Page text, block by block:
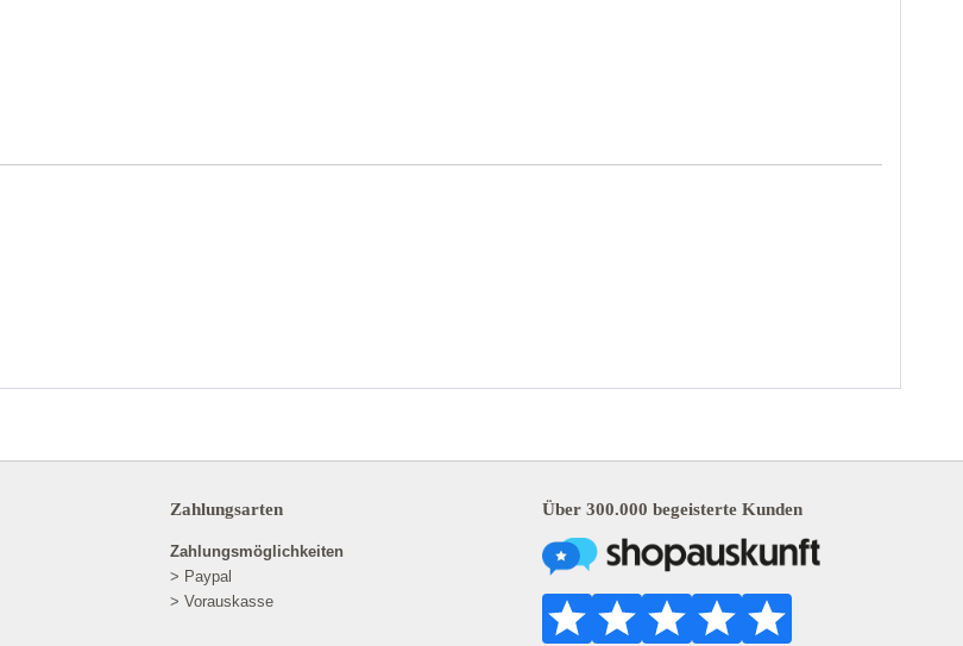
Zahlungsarten
Zahlungsmöglichkeiten
> Paypal
> Vorauskasse
Über 300.000 begeisterte Kunden